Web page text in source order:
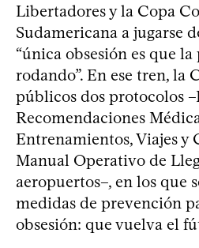
Libertadores y la Copa
Sudamericana a jugarse
“única obsesión es que la
rodando”. En ese tren, la
públicos dos protocolos
Recomendaciones
Entrenamientos, Viajes y
Manual Operativo de
aeropuertos–, en los que
medidas de prevención
obsesión: que vuelva el